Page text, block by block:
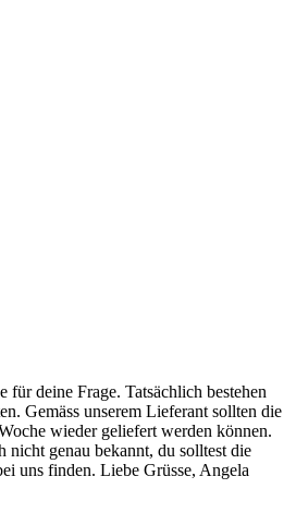
für deine Frage. Tatsächlich bestehen
Gemäss unserem Lieferant sollten die
wieder geliefert werden können.
nicht genau bekannt, du solltest die
uns finden. Liebe Grüsse, Angela